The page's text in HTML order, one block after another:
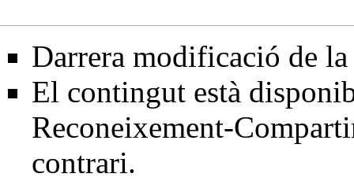
Darrera modificació de
El contingut està
Reconeixement-
contrari.